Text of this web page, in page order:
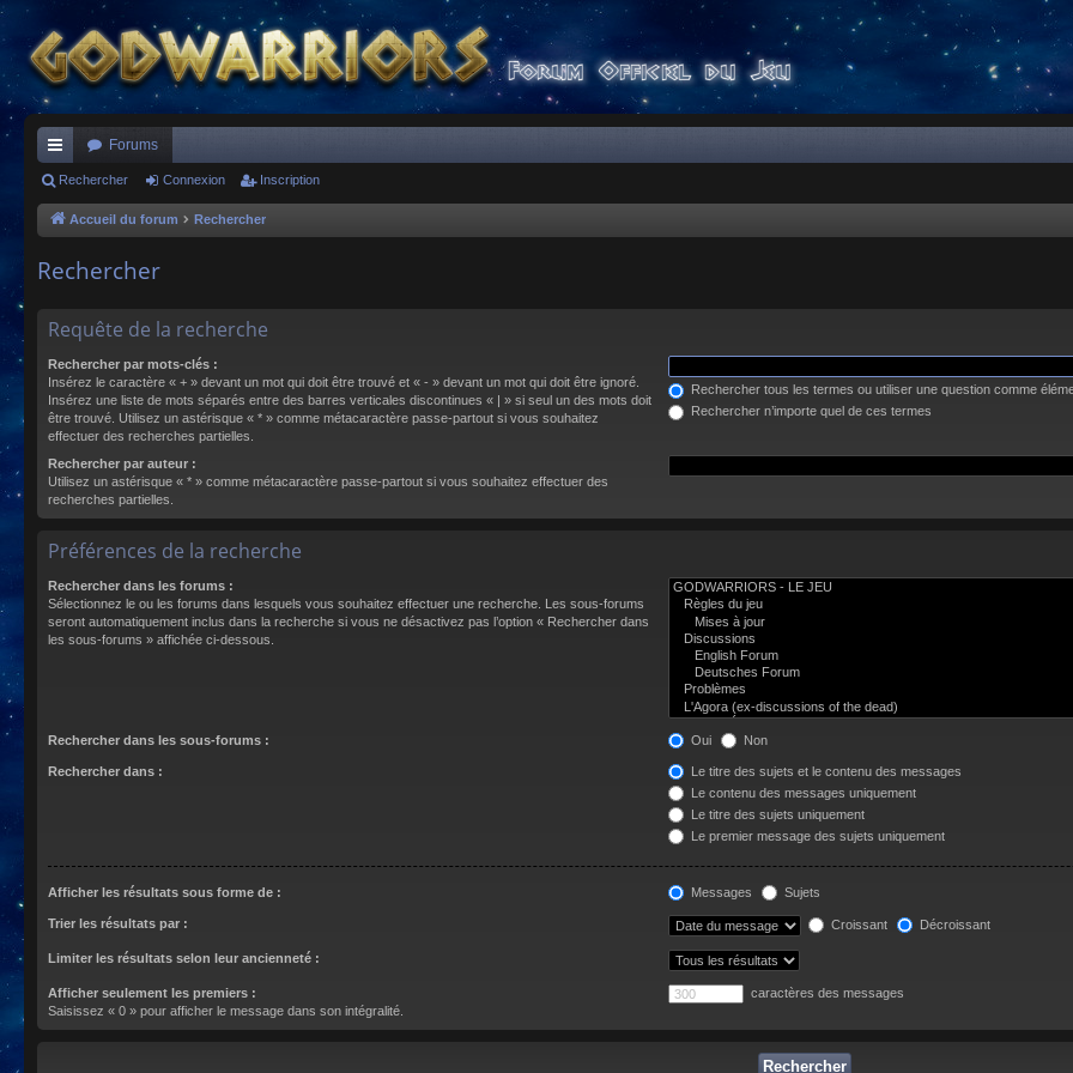
ac
co
s
Forums
Rechercher Connexion Inscription
Accueil du forum Rechercher
Rechercher
Requête de la recherche
Rechercher par mots-clés :
Insérez le caractère « + » devant un mot qui doit être trouvé et « - » devant un mot qui doit être ignoré.
Insérez une liste de mots séparés entre des barres verticales discontinues « | » si seul un des mots doit
être trouvé. Utilisez un astérisque « * » comme métacaractère passe-partout si vous souhaitez
effectuer des recherches partielles.
Rechercher tous les termes ou utiliser une question comme
Rechercher n’importe quel de ces termes
Rechercher par auteur :
Utilisez un astérisque « * » comme métacaractère passe-partout si vous souhaitez effectuer des
recherches partielles.
Préférences de la recherche
Rechercher dans les forums :
Sélectionnez le ou les forums dans lesquels vous souhaitez effectuer une recherche. Les sous-forums
seront automatiquement inclus dans la recherche si vous ne désactivez pas l’option « Rechercher dans
les sous-forums » affichée ci-dessous.
Rechercher dans les sous-forums : Oui Non
Rechercher dans :
Le titre des sujets et le contenu des messages
Le contenu des messages uniquement
Le titre des sujets uniquement
Le premier message des sujets uniquement
Afficher les résultats sous forme de : Messages Sujets
Trier les résultats par : Croissant Décroissant
Limiter les résultats selon leur ancienneté :
Afficher seulement les premiers :
Saisissez « 0 » pour afficher le message dans son intégralité.
caractères des messages